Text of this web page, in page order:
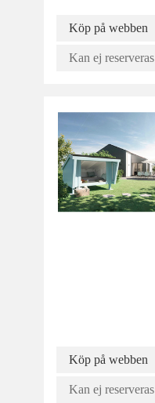
Köp på webben
Kan ej reserveras
Köp på webben
Kan ej reserveras